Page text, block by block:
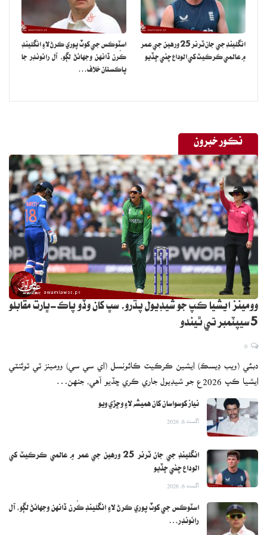
— Shahid Afridi (@SAfridiOfficial)
September 6,
2023
پنهنجي ٽوئيٽ ۾ هن وڌيڪ لکيو ته مسٽر شاهه ڪو شڪ ناهي پاڪستان
2025 ۾ پاڪستان شيڊيول چيمپئنز ٽرافي لاءِ ڀارت جي ميزباني ڪرڻ لاءِ
تيار آهي.
انگلينڊ جي جان ٽرنر 25 ورهين جي عمر
۾ عالمي ڪرڪيٽ کي الوداع چئي ڇڏيو
اسٽوڪس جي کوٽ پوري ڪرڻ لاءِ انگلينڊ
ڪُرن ڏانهن وجهائڻ لڳو، آل رائونڊر جا
پاڪستان خلاف…
نڪور خبرون
وومينز ايشيا ڪپ جو شيڊيول پڌرو، سڀ کان وڏو پاڪ-ڀارت مقابلو
5 سيپٽمبر تي ٿيندو
دبئي (ويب ڊيسڪ) ايشين ڪرڪيٽ ڪائونسل (اي سي سي) وومينز ٽي ٽوئنٽي
ايشيا ڪپ 2026ع جو شيڊيول جاري ڪري ڇڏيو آهي، جنهن…
نياز کوسواسان کان هميشه لاءِ وڇڙي ويو
اگست 6, 2026
انگلينڊ جي جان ٽرنر 25 ورهين جي عمر ۾ عالمي ڪرڪيٽ کي
الوداع چئي ڇڏيو
اگست 6, 2026
اسٽوڪس جي کوٽ پوري ڪرڻ لاءِ انگلينڊ ڪُرن ڏانهن وجهائڻ لڳو، آل
رائونڊر…